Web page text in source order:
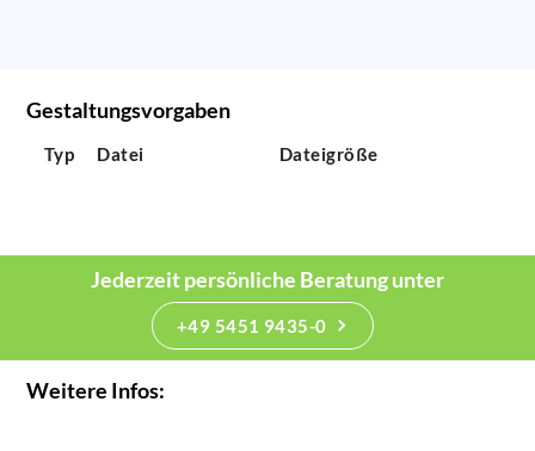
Gestaltungsvorgaben
Typ Datei Dateigröße
Jederzeit persönliche Beratung unter
+49 5451 9435-0
Weitere Infos: